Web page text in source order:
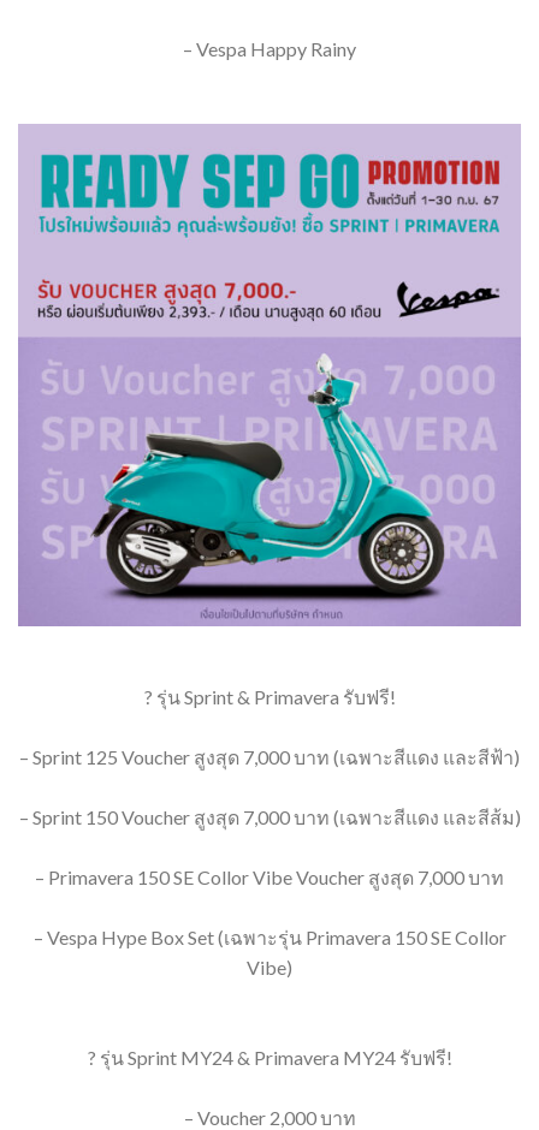
– Vespa Happy Rainy
? รุ่น Sprint & Primavera รับฟรี!
– Sprint 125 Voucher สูงสุด 7,000 บาท (เฉพาะสีแดง และสีฟ้า)
– Sprint 150 Voucher สูงสุด 7,000 บาท (เฉพาะสีแดง และสีส้ม)
– Primavera 150 SE Collor Vibe Voucher สูงสุด 7,000 บาท
– Vespa Hype Box Set (เฉพาะรุ่น Primavera 150 SE Collor
Vibe)
? รุ่น Sprint MY24 & Primavera MY24 รับฟรี!
– Voucher 2,000 บาท